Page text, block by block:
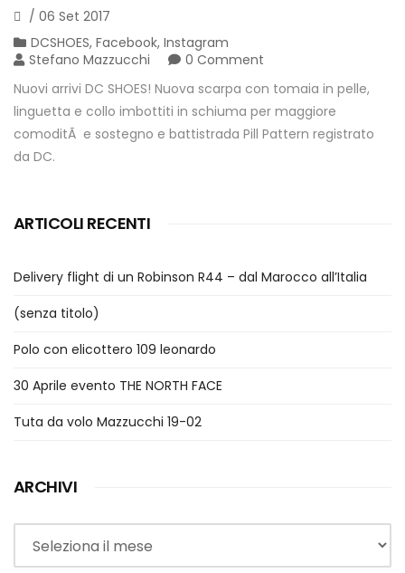
/ 06 Set 2017
DCSHOES, Facebook, Instagram
Stefano Mazzucchi
0 Comment
Nuovi arrivi DC SHOES! Nuova scarpa con tomaia in pelle,
linguetta e collo imbottiti in schiuma per maggiore
comoditÃ e sostegno e battistrada Pill Pattern registrato
da DC.
ARTICOLI RECENTI
Delivery flight di un Robinson R44 – dal Marocco all’Italia
(senza titolo)
Polo con elicottero 109 leonardo
30 Aprile evento THE NORTH FACE
Tuta da volo Mazzucchi 19-02
ARCHIVI
Archivi